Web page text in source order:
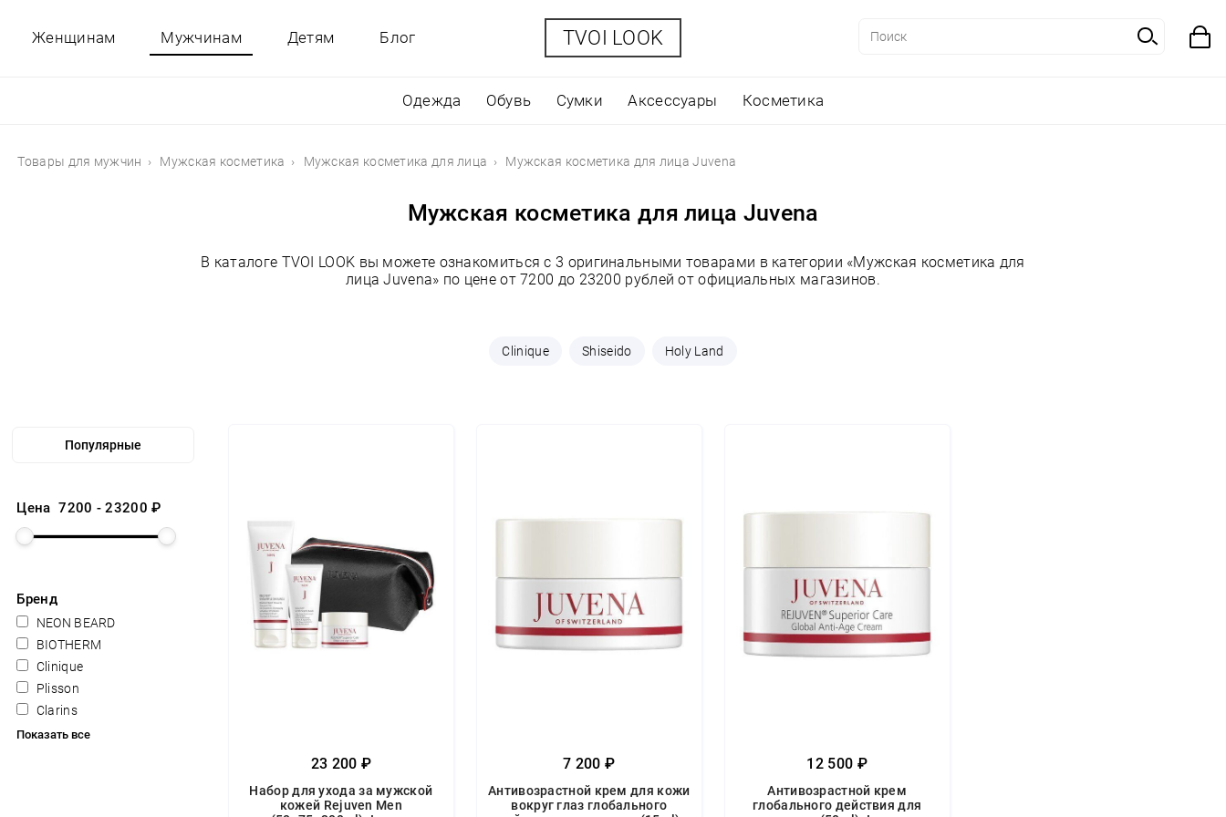
Женщинам Мужчинам
Одежда Обувь Сумки Аксессуары Косметика
Детям Блог TVOI LOOK
Товары для мужчин Мужская косметика Мужская косметика для лица Мужская косметика для лица Juvena
Мужская косметика для лица Juvena
В каталоге TVOI LOOK вы можете ознакомиться с 3 оригинальными товарами в категории «Мужская косметика для
лица Juvena» по цене от 7200 до 23200 рублей от официальных магазинов.
Clinique Shiseido Holy Land
Цена7200 -23200 ₽
Бренд
NEON BEARD
BIOTHERM
Clinique
Plisson
Clarins
Показать все
23 200 ₽
Набор для ухода за мужской
кожей Rejuven Men
7 200 ₽
Антивозрастной крем для кожи
вокруг глаз глобального
12 500 ₽
Антивозрастной крем
глобального действия для